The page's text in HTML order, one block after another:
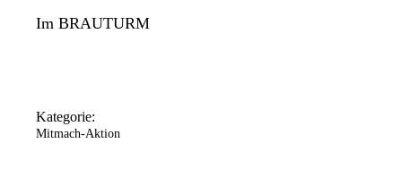
Im BRAUTURM
Kategorie:
Mitmach-Aktion